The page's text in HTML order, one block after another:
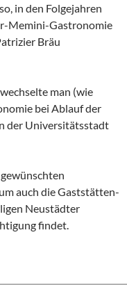
in den Folgejahren
Memini-Gastronomie
Bräu
man (wie
bei Ablauf der
der Universitätsstadt
auch die Gaststätten-
Neustädter
findet.